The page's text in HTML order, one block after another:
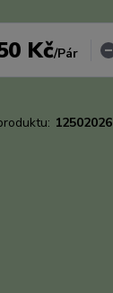
Kč/Pár
12502026